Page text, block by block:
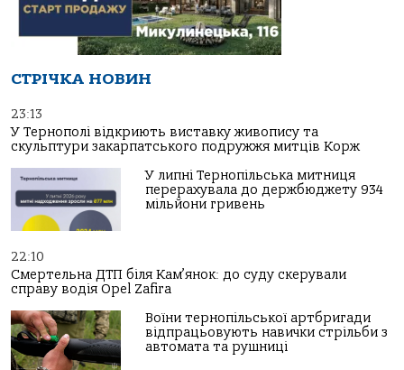
СТРІЧКА НОВИН
23:13
У Тернополі відкриють виставку живопису та
скульптури закарпатського подружжя митців Корж
У липні Тернопільська митниця
перерахувала до держбюджету 934
мільйони гривень
22:10
Смертельна ДТП біля Кам’янок: до суду скерували
справу водія Opel Zafira
Воїни тернопільської артбригади
відпрацьовують навички стрільби з
автомата та рушниці